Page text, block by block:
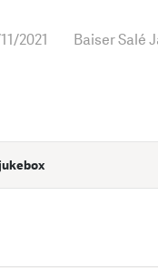
2021 Baiser Salé